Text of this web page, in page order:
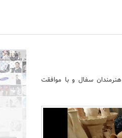
سفال و با موافقت